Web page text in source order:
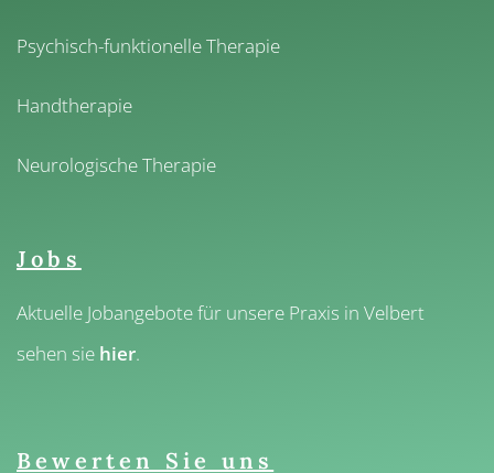
☎
Praxis Offenbach Telefon
0172 995780
Psychisch-funktionelle Therapie
Handtherapie
Neurologische Therapie
Jobs
Aktuelle Jobangebote für unsere Praxis in Velbert
sehen sie hier.
Bewerten Sie uns